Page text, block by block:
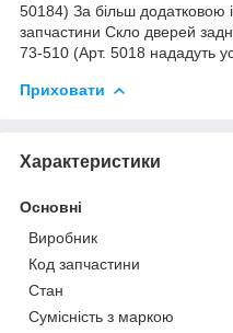
50184) За більш додатковою
запчастини Скло дверей
73-510 (Арт. 5018 нададуть
Приховати
Характеристики
Основні
Виробник
Код запчастини
Стан
Сумісність з маркою